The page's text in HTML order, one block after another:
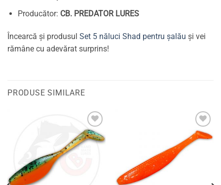
Producător: CB. PREDATOR LURES
Încearcă și produsul Set 5 năluci Shad pentru șalău și vei
rămâne cu adevărat surprins!
PRODUSE SIMILARE
Adaugă
la
favorite
Adaugă
la
favorite